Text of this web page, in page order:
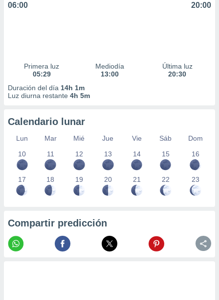
06:00 20:00
Primera luz
05:29
Mediodía
13:00
Última luz
20:30
Duración del día 14h 1m
Luz diurna restante 4h 5m
Calendario lunar
Lun Mar Mié Jue Vie Sáb
Dom
10
11 12 13 14 15 16
17 18 19 20 21 22 23
Compartir predicción